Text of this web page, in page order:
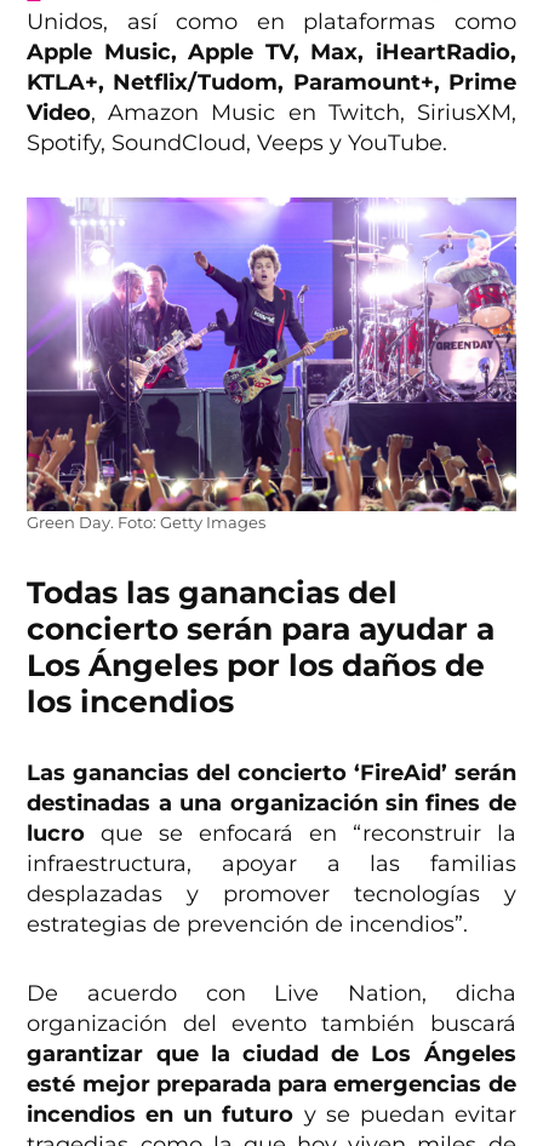
Unidos, así como en plataformas como
Apple Music, Apple TV, Max, iHeartRadio,
KTLA+, Netflix/Tudom, Paramount+, Prime
Video, Amazon Music en Twitch, SiriusXM,
Spotify, SoundCloud, Veeps y YouTube.
Green Day. Foto: Getty Images
Todas las ganancias del
concierto serán para ayudar a
Los Ángeles por los daños de
los incendios
Las ganancias del concierto ‘FireAid’ serán
destinadas a una organización sin fines de
lucro que se enfocará en “reconstruir la
infraestructura, apoyar a las familias
desplazadas y promover tecnologías y
estrategias de prevención de incendios”.
De acuerdo con Live Nation, dicha
organización del evento también buscará
garantizar que la ciudad de Los Ángeles
esté mejor preparada para emergencias de
incendios en un futuro y se puedan evitar